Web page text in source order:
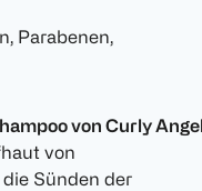
Parabenen,
von Curly
von
Sünden der